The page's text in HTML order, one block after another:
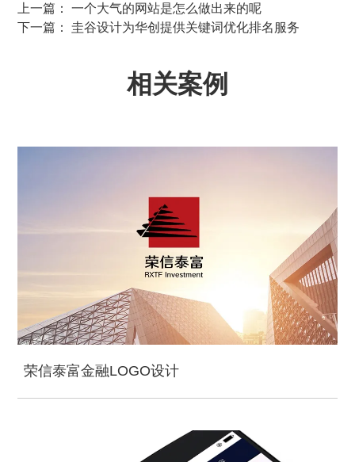
上一篇： 一个大气的网站是怎么做出来的呢
下一篇： 圭谷设计为华创提供关键词优化排名服务
相关案例
荣信泰富金融LOGO设计